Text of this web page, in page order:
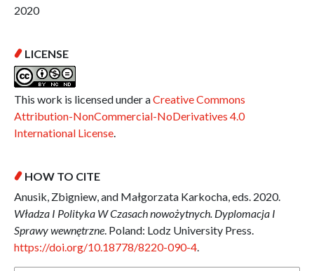
2020
LICENSE
This work is licensed under aCreative Commons
Attribution-NonCommercial-NoDerivatives 4.0
International License
HOW TO CITE
Anusik, Zbigniew, and Małgorzata Karkocha, eds. 2020.
Władza I Polityka W Czasach nowożytnych. Dyplomacja I
Sprawy wewnętrzne . Poland: Lodz University Press.
https://doi.org/10.18778/8220-090-4